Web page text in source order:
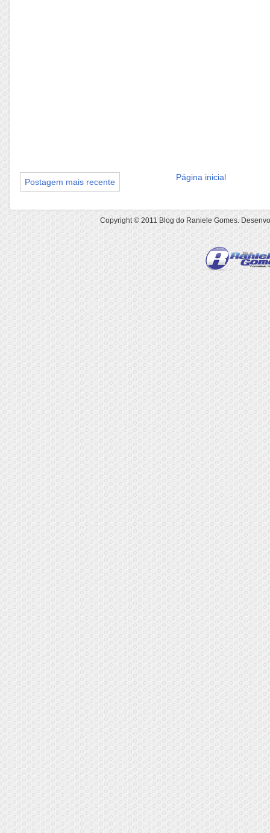
Postagem mais recente Página inicial
Copyright © 2011Blog do Raniele Gomes.